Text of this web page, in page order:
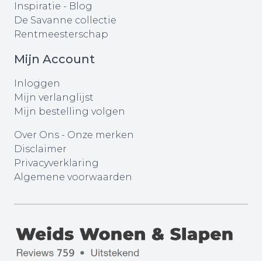
Inspiratie - Blog
De Savanne collectie
Rentmeesterschap
Mijn Account
Inloggen
Mijn verlanglijst
Mijn bestelling volgen
Over Ons - Onze merken
Disclaimer
Privacyverklaring
Algemene voorwaarden